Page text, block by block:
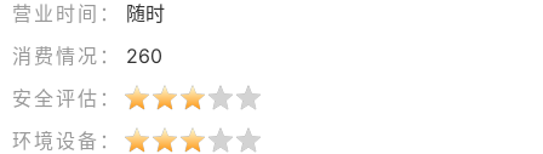
营业时间：
随时
消费情况：
260
安全评估：
环境设备：